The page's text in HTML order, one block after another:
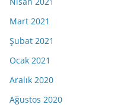
Mart 2021
Şubat 2021
Ocak 2021
Aralık 2020
Ağustos 2020